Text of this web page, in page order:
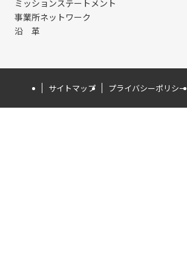
ミッションステートメント
事業所ネットワーク
沿 革
サイトマップ プライバシーポリシー